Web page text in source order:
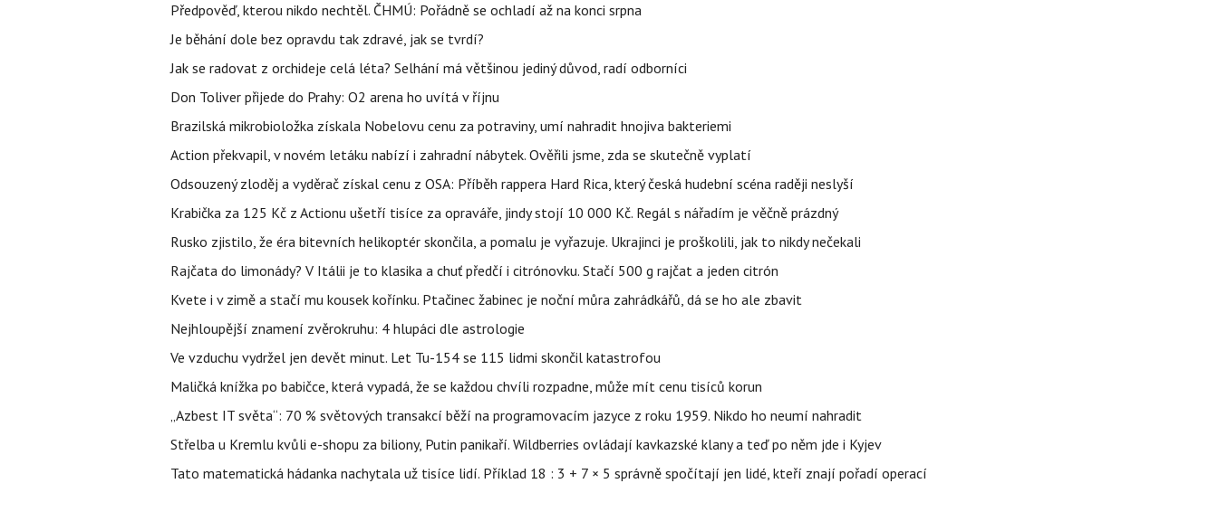
Předpověď, kterou nikdo nechtěl. ČHMÚ: Pořádně se ochladí až na konci srpna
Je běhání dole bez opravdu tak zdravé, jak se tvrdí?
Jak se radovat z orchideje celá léta? Selhání má většinou jediný důvod, radí odborníci
Don Toliver přijede do Prahy: O2 arena ho uvítá v říjnu
Brazilská mikrobioložka získala Nobelovu cenu za potraviny, umí nahradit hnojiva bakteriemi
Action překvapil, v novém letáku nabízí i zahradní nábytek. Ověřili jsme, zda se skutečně vyplatí
Odsouzený zloděj a vyděrač získal cenu z OSA: Příběh rappera Hard Rica, který česká hudební scéna raději neslyší
Krabička za 125 Kč z Actionu ušetří tisíce za opraváře, jindy stojí 10 000 Kč. Regál s nářadím je věčně prázdný
Rusko zjistilo, že éra bitevních helikoptér skončila, a pomalu je vyřazuje. Ukrajinci je proškolili, jak to nikdy nečekali
Rajčata do limonády? V Itálii je to klasika a chuť předčí i citrónovku. Stačí 500 g rajčat a jeden citrón
Kvete i v zimě a stačí mu kousek kořínku. Ptačinec žabinec je noční můra zahrádkářů, dá se ho ale zbavit
Nejhloupější znamení zvěrokruhu: 4 hlupáci dle astrologie
Ve vzduchu vydržel jen devět minut. Let Tu-154 se 115 lidmi skončil katastrofou
Maličká knížka po babičce, která vypadá, že se každou chvíli rozpadne, může mít cenu tisíců korun
„Azbest IT světa“: 70 % světových transakcí běží na programovacím jazyce z roku 1959. Nikdo ho neumí nahradit
Střelba u Kremlu kvůli e-shopu za biliony, Putin panikaří. Wildberries ovládají kavkazské klany a teď po něm jde i Kyjev
Tato matematická hádanka nachytala už tisíce lidí. Příklad 18 : 3 + 7 × 5 správně spočítají jen lidé, kteří znají pořadí operací